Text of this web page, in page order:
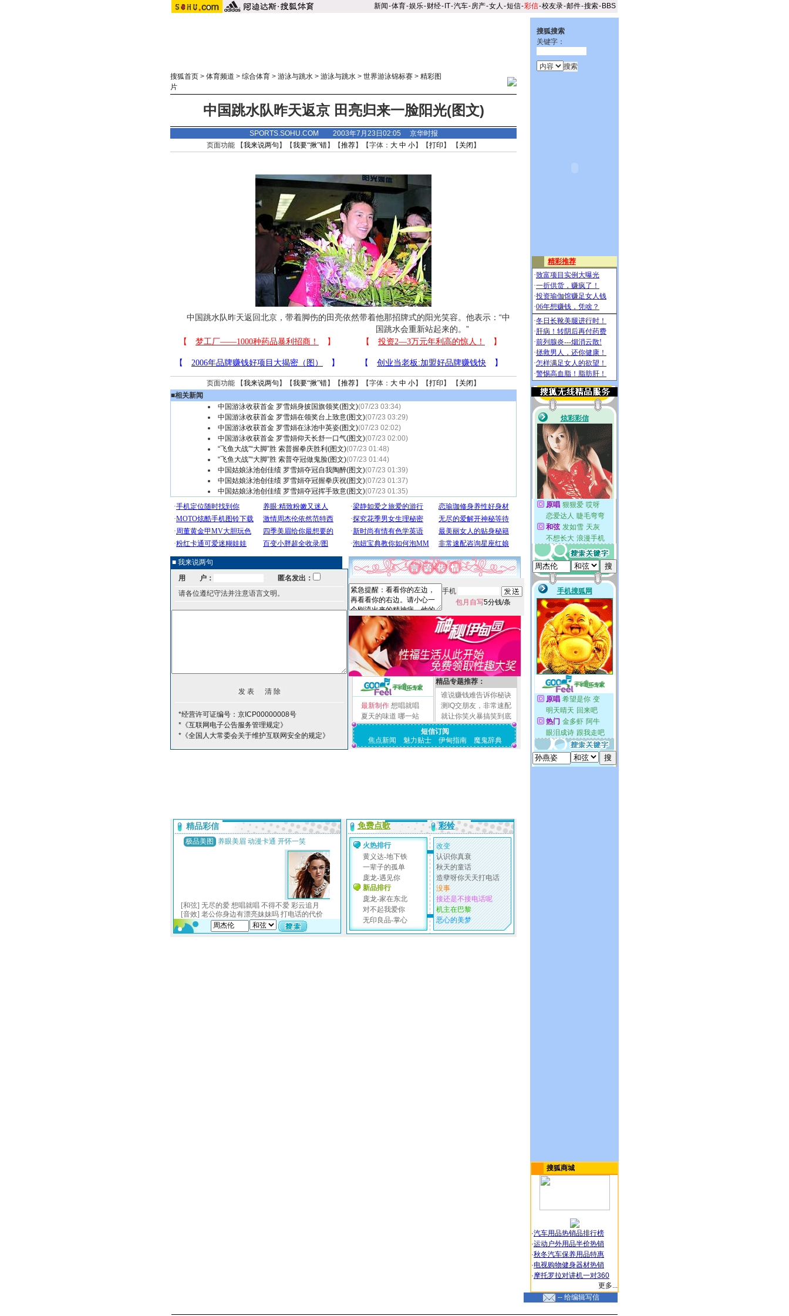
新闻-体育-娱乐-财经- IT-汽车-房产-女人 -短信-彩信-校友录-邮件-搜索- BBS
搜狐首页 > 体育频道 > 综合体育 > 游泳与跳水 > 游泳与跳水 > 世界游泳锦标赛 > 精彩图
片
中国跳水队昨天返京 田亮归来一脸阳光(图文)
SPORTS.SOHU.COM 2003年7月23日02:05 京华时报
页面功能 【我来说两句 】【我要“揪”错】【推荐】【字体： 大 中 小】【打印 】 【 关闭 】
中国跳水队昨天返回北京，带着脚伤的田亮依然带着他那招牌式的阳光笑容。他表示：“中
国跳水会重新站起来的。”
页面功能 【我来说两句 】【我要“揪”错】【推荐】【字体： 大 中 小】【打印 】 【 关闭 】
■相关新闻
中国游泳收获首金 罗雪娟身披国旗领奖(图文)(07/23 03:34)
中国游泳收获首金 罗雪娟在领奖台上致意(图文)(07/23 03:29)
中国游泳收获首金 罗雪娟在泳池中英姿(图文)(07/23 02:02)
中国游泳收获首金 罗雪娟仰天长舒一口气(图文)(07/23 02:00)
“飞鱼大战”“大脚”胜 索普握拳庆胜利(图文)(07/23 01:48)
“飞鱼大战”“大脚”胜 索普夺冠做鬼脸(图文)(07/23 01:44)
中国姑娘泳池创佳绩 罗雪娟夺冠自我陶醉(图文)(07/23 01:39)
中国姑娘泳池创佳绩 罗雪娟夺冠握拳庆祝(图文)(07/23 01:37)
中国姑娘泳池创佳绩 罗雪娟夺冠挥手致意(图文)(07/23 01:35)
■ 我来说两句
用 户：
匿名发出：
请各位遵纪守法并注意语言文明。
*经营许可证编号：京ICP00000008号
*《互联网电子公告服务管理规定》
*《全国人大常委会关于维护互联网安全的规定》
手机
包月自写5分钱/条
最新制作 想唱就唱
夏天的味道 哪一站
精品专题推荐：
谁说赚钱难告诉你秘诀
测IQ交朋友，非常速配
就让你笑火暴搞笑到底
短信订阅
焦点新闻
魅力贴士 伊甸指南 魔鬼辞典
搜狐搜索
关键字：
搜狐商城
·汽车用品热销品排行榜
·运动户外用品半价热销
·秋冬汽车保养用品特惠
·电视购物健身器材热销
·摩托罗拉对讲机一对360
更多...
-- 给编辑写信